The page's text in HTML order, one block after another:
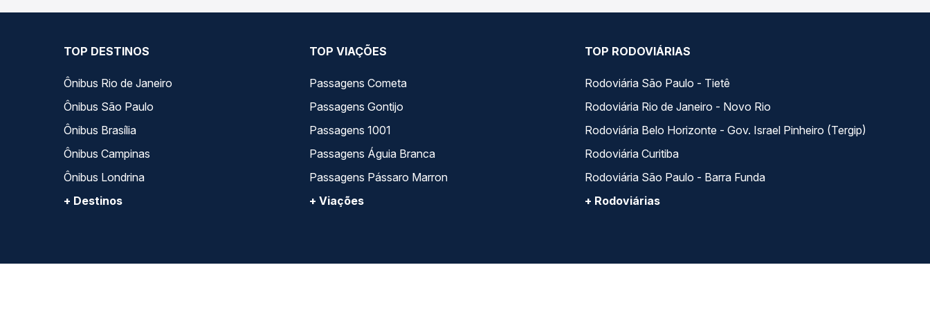
TOP DESTINOS
Ônibus Rio de Janeiro
Ônibus São Paulo
Ônibus Brasília
Ônibus Campinas
Ônibus Londrina
+ Destinos
TOP VIAÇÕES
Passagens Cometa
Passagens Gontijo
Passagens 1001
Passagens Águia Branca
Passagens Pássaro Marron
+ Viações
TOP RODOVIÁRIAS
Rodoviária São Paulo - Tietê
Rodoviária Rio de Janeiro - Novo Rio
Rodoviária Belo Horizonte - Gov. Israel Pinheiro (Tergip)
Rodoviária Curitiba
Rodoviária São Paulo - Barra Funda
+ Rodoviárias